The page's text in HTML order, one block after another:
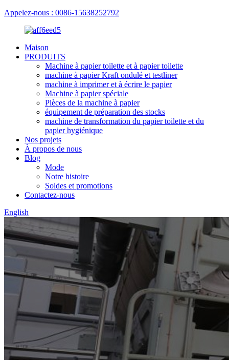
Appelez-nous : 0086-15638252792
Maison
PRODUITS
Machine à papier toilette et à papier toilette
machine à papier Kraft ondulé et testliner
machine à imprimer et à écrire le papier
Machine à papier spéciale
Pièces de la machine à papier
équipement de préparation des stocks
machine de transformation du papier toilette et du
papier hygiénique
Nos projets
À propos de nous
Blog
Mode
Notre histoire
Soldes et promotions
Contactez-nous
English